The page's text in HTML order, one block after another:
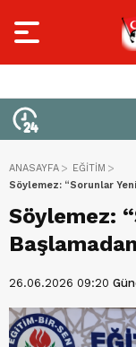
ANASAYFA
EĞİTİM
Söylemez: “Sorunlar
Söylemez:
26.06.2026 09:20